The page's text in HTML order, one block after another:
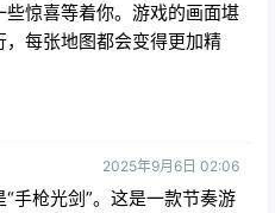
惊喜等着你。游戏的画面堪
每张地图都会变得更加精
2025年9月6日 02:06
手枪光剑”。这是一款节奏游